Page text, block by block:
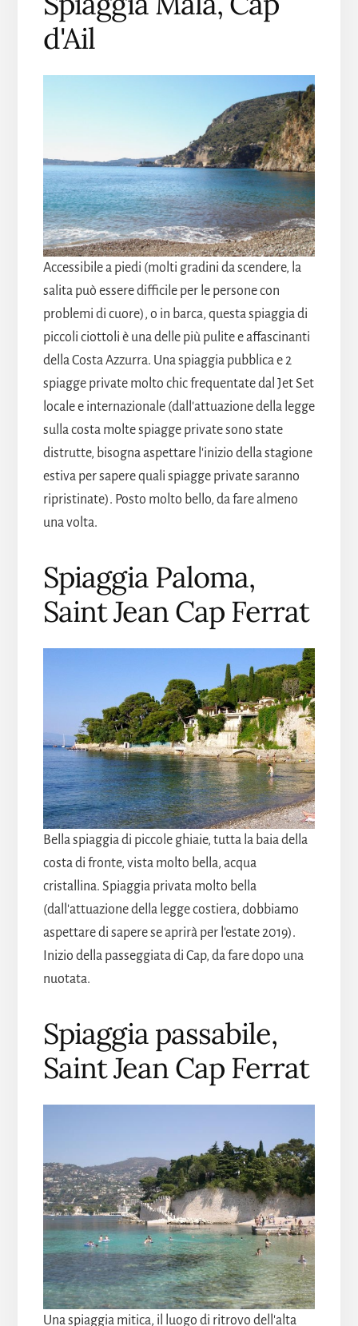
d'Ail
Accessibile a piedi (molti gradini da scendere, la
salita può essere difficile per le persone con
problemi di cuore), o in barca, questa spiaggia di
piccoli ciottoli è una delle più pulite e affascinanti
della Costa Azzurra. Una spiaggia pubblica e 2
spiagge private molto chic frequentate dal Jet Set
locale e internazionale (dall'attuazione della legge
sulla costa molte spiagge private sono state
distrutte, bisogna aspettare l'inizio della stagione
estiva per sapere quali spiagge private saranno
ripristinate). Posto molto bello, da fare almeno
una volta.
Spiaggia Paloma,
Saint Jean Cap Ferrat
Bella spiaggia di piccole ghiaie, tutta la baia della
costa di fronte, vista molto bella, acqua
cristallina. Spiaggia privata molto bella
(dall'attuazione della legge costiera, dobbiamo
aspettare di sapere se aprirà per l'estate 2019).
Inizio della passeggiata di Cap, da fare dopo una
nuotata.
Spiaggia passabile,
Saint Jean Cap Ferrat
Una spiaggia mitica, il luogo di ritrovo dell'alta